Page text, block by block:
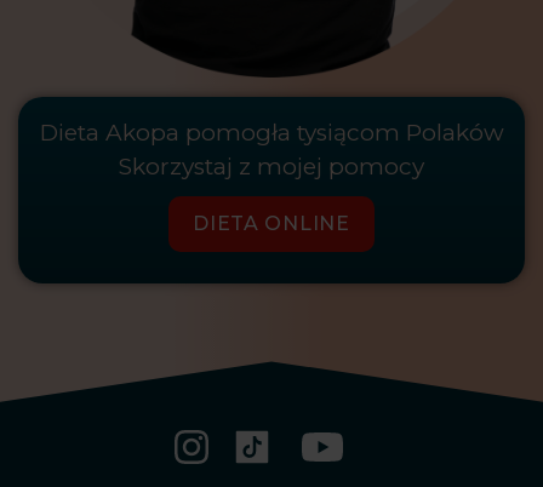
Dieta Akopa pomogła tysiącom Polaków
Skorzystaj z mojej pomocy
DIETA ONLINE